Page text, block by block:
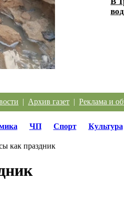
| Архив газет | Реклама и
ЧП Спорт Культура
как праздник